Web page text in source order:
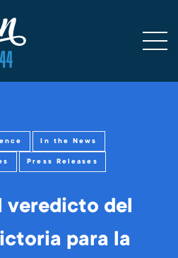
In the News
Press Releases
veredicto del
para la